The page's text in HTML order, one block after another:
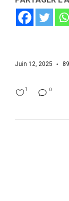
Juin 12, 2025
0
1